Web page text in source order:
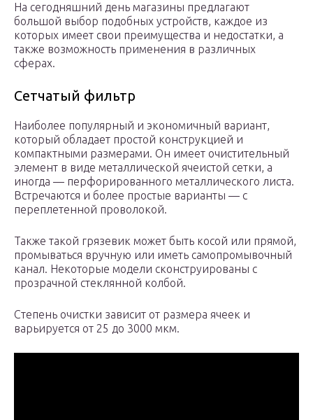
На сегодняшний день магазины предлагают
большой выбор подобных устройств, каждое из
которых имеет свои преимущества и недостатки, а
также возможность применения в различных
сферах.
Сетчатый фильтр
Наиболее популярный и экономичный вариант,
который обладает простой конструкцией и
компактными размерами. Он имеет очистительный
элемент в виде металлической ячеистой сетки, а
иногда — перфорированного металлического листа.
Встречаются и более простые варианты — с
переплетенной проволокой.
Также такой грязевик может быть косой или прямой,
промываться вручную или иметь самопромывочный
канал. Некоторые модели сконструированы с
прозрачной стеклянной колбой.
Степень очистки зависит от размера ячеек и
варьируется от 25 до 3000 мкм.